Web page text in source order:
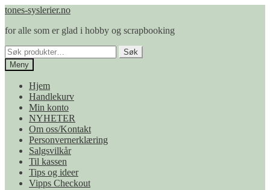
Hopp
navigasjon
Hopp
innhold
tones-syslerier.no
for alle som er glad i hobby og scrapbooking
Søk
etter:
Søk
Meny
Hjem
Handlekurv
Min konto
NYHETER
Om oss/Kontakt
Personvernerklæring
Salgsvilkår
Til kassen
Tips og ideer
Vipps Checkout